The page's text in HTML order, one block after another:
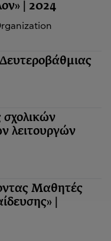
| 2024
λειτουργών
Μαθητές
|